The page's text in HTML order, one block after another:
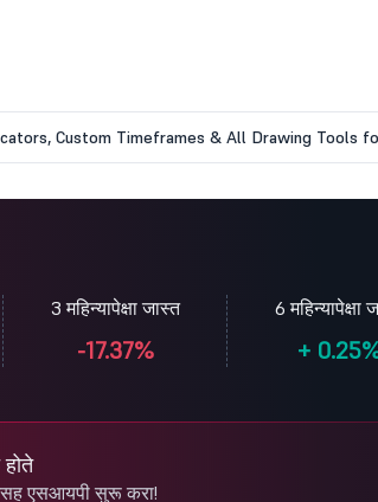
Custom Timeframes & All Drawing Tools
3 महिन्यापेक्षा जास्त
-17.37%
6 महिन्यापेक्षा
+
एसआयपी सुरू करा!